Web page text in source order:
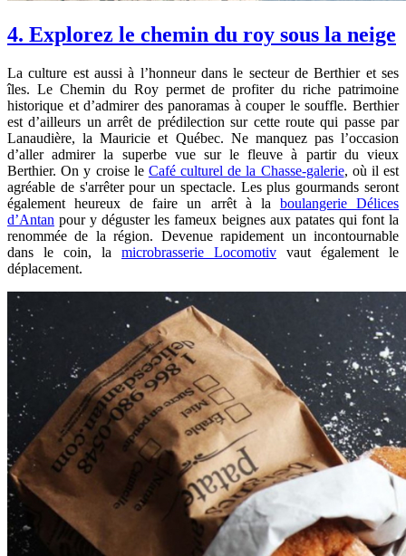
4. Explorez le chemin du roy sous la neige
La culture est aussi à l’honneur dans le secteur de Berthier et ses
îles. Le Chemin du Roy permet de profiter du riche patrimoine
historique et d’admirer des panoramas à couper le souffle. Berthier
est d’ailleurs un arrêt de prédilection sur cette route qui passe par
Lanaudière, la Mauricie et Québec. Ne manquez pas l’occasion
d’aller admirer la superbe vue sur le fleuve à partir du vieux
Berthier. On y croise le Café culturel de la Chasse-galerie, où il est
agréable de s'arrêter pour un spectacle. Les plus gourmands seront
également heureux de faire un arrêt à la boulangerie Délices
d’Antan pour y déguster les fameux beignes aux patates qui font la
renommée de la région. Devenue rapidement un incontournable
dans le coin, la microbrasserie Locomotiv vaut également le
déplacement.